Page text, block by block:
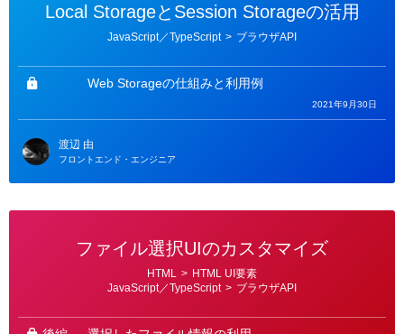
Local StorageとSession Storageの活用
リ
ー
JavaScript／TypeScript > ブラウザAPI
Web Storageの仕組みと利用例
2021年9月30日
渡辺 由
フロントエンド・エンジニア
ファイル選択UIのカスタマイズ
ー
HTML > HTML UI要素
JavaScript／TypeScript > ブラウザAPI